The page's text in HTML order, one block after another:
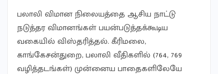
பலாலி விமான நிலையத்தை ஆசிய நாட்டு
நடுத்தர விமானங்கள் பயன்படுத்தக்கூடிய
வகையில் விஸ்தரித்தல். கீரிமலை,
காங்கேசன்துறை, பலாலி வீதிகளில் (764, 769
வழித்தடங்கள்) முன்னைய பாதைகளிலேயே